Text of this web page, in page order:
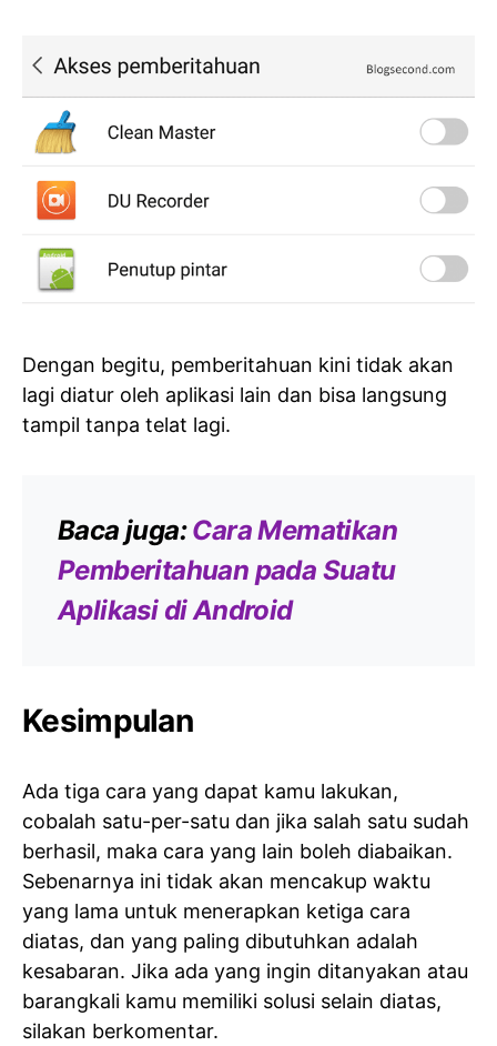
Dengan begitu, pemberitahuan kini tidak akan
lagi diatur oleh aplikasi lain dan bisa langsung
tampil tanpa telat lagi.
Baca juga:Cara Mematikan
Pemberitahuan pada Suatu
Aplikasi di Android
Kesimpulan
Ada tiga cara yang dapat kamu lakukan,
cobalah satu-per-satu dan jika salah satu sudah
berhasil, maka cara yang lain boleh diabaikan.
Sebenarnya ini tidak akan mencakup waktu
yang lama untuk menerapkan ketiga cara
diatas, dan yang paling dibutuhkan adalah
kesabaran. Jika ada yang ingin ditanyakan atau
barangkali kamu memiliki solusi selain diatas,
silakan berkomentar.